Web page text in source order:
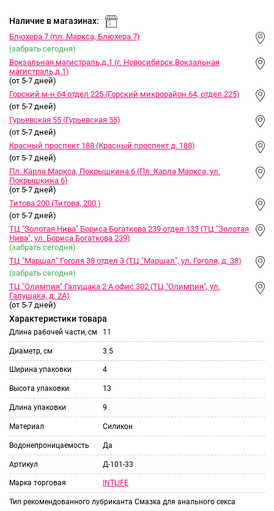
и
Наличие в магазинах:
Блюхера 7 (пл. Маркса, Блюхера 7)
(забрать сегодня)
Вокзальная магистраль,д.1 (г. Новосибирск,Вокзальная
магистраль,д.1)
(от 5-7 дней)
Горский м-н 64 отдел 225 (Горский микрорайон 64, отдел 225)
(от 5-7 дней)
Гурьевская 55 (Гурьевская 55)
(от 5-7 дней)
Красный проспект 188 (Красный проспект д. 188)
(от 5-7 дней)
Пл. Карла Маркса, Покрышкина 6 (Пл. Карла Маркса, ул.
Покрышкина 6)
(от 5-7 дней)
Титова 200 (Титова, 200 )
(от 5-7 дней)
ТЦ "Золотая Нива" Бориса Богаткова 239 отдел 133 (ТЦ "Золотая
Нива", ул. Бориса Богаткова 239)
(забрать сегодня)
ТЦ "Маршал" Гоголя 38 отдел 3 (ТЦ "Маршал", ул. Гоголя, д. 38)
(забрать сегодня)
ТЦ "Олимпия" Галущака 2 А офис 302 (ТЦ "Олимпия", ул.
Галущака, д. 2А)
(от 5-7 дней)
Характеристики товара
Длина рабочей части, см 11
Диаметр, см 3.5
Ширина упаковки 4
Высота упаковки 13
Длина упаковки 9
Материал Силикон
Водонепроницаемость Да
Артикул Д-101-33
Марка торговая INTLIFE
Тип рекомендованного лубриканта Смазка для анального секса